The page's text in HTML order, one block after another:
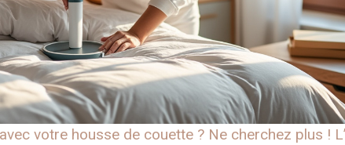
votre housse de couette ? Ne cherchez plus !